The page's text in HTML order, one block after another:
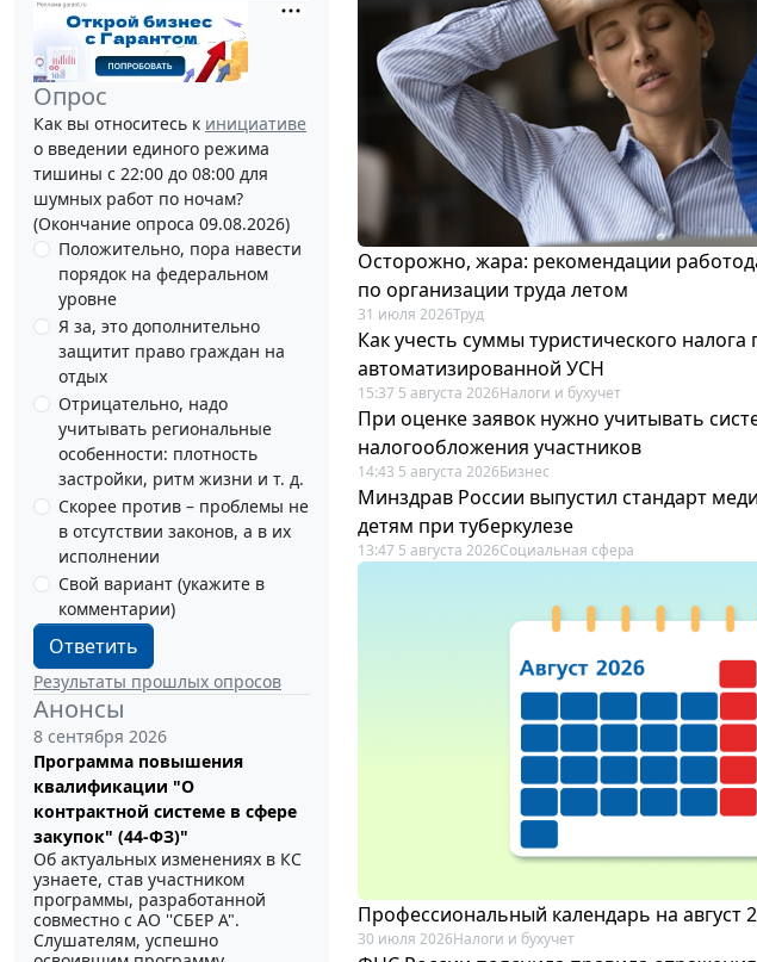
Опрос
Как вы относитесь к инициативе
о введении единого режима
тишины с 22:00 до 08:00 для
шумных работ по ночам?
(Окончание опроса 09.08.2026)
Положительно, пора навести
порядок на федеральном
уровне
Я за, это дополнительно
защитит право граждан на
отдых
Отрицательно, надо
учитывать региональные
особенности: плотность
застройки, ритм жизни и т. д.
Скорее против – проблемы не
в отсутствии законов, а в их
исполнении
Свой вариант (укажите в
комментарии)
Ответить
Результаты прошлых опросов
Анонсы
8 сентября 2026
Программа повышения
квалификации "О
контрактной системе в сфере
закупок" (44-ФЗ)"
Об актуальных изменениях в КС
узнаете, став участником
программы, разработанной
совместно с АО ''СБЕР А".
Слушателям, успешно
Осторожно, жара: рекомендации
по организации труда летом
31 июля 2026Труд
Как учесть суммы туристического
автоматизированной УСН
15:37 5 августа 2026Налоги и бухучет
При оценке заявок нужно учитывать
налогообложения участников
14:43 5 августа 2026Бизнес
Минздрав России выпустил стандарт
детям при туберкулезе
13:47 5 августа 2026Социальная сфера
Профессиональный календарь на август
30 июля 2026Налоги и бухучет